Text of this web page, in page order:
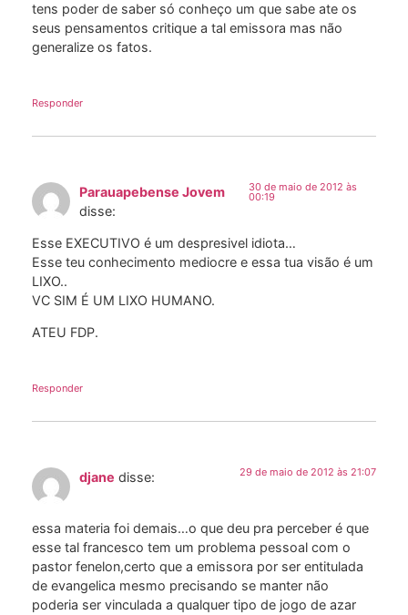
tens poder de saber só conheço um que sabe ate os
seus pensamentos critique a tal emissora mas não
generalize os fatos.
Responder
Parauapebense Jovem
disse:
30 de maio de 2012 às
00:19
Esse EXECUTIVO é um despresivel idiota…
Esse teu conhecimento mediocre e essa tua visão é um
LIXO..
VC SIM É UM LIXO HUMANO.
ATEU FDP.
Responder
djane disse: 29 de maio de 2012 às 21:07
essa materia foi demais…o que deu pra perceber é que
esse tal francesco tem um problema pessoal com o
pastor fenelon,certo que a emissora por ser entitulada
de evangelica mesmo precisando se manter não
poderia ser vinculada a qualquer tipo de jogo de azar